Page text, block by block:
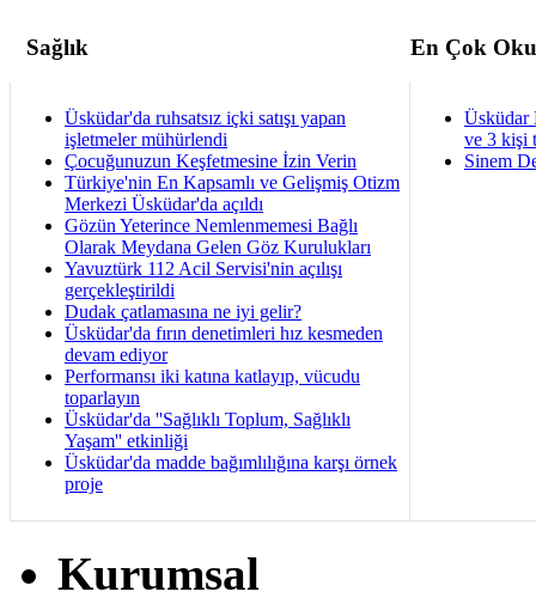
Sağlık En Çok
Üsküdar'da ruhsatsız içki satışı yapan
işletmeler mühürlendi
Çocuğunuzun Keşfetmesine İzin Verin
Türkiye'nin En Kapsamlı ve Gelişmiş Otizm
Merkezi Üsküdar'da açıldı
Gözün Yeterince Nemlenmemesi Bağlı
Olarak Meydana Gelen Göz Kurulukları
Yavuztürk 112 Acil Servisi'nin açılışı
gerçekleştirildi
Dudak çatlamasına ne iyi gelir?
Üsküdar'da fırın denetimleri hız kesmeden
devam ediyor
Performansı iki katına katlayıp, vücudu
toparlayın
Üsküdar'da ''Sağlıklı Toplum, Sağlıklı
Yaşam'' etkinliği
Üsküdar'da madde bağımlılığına karşı örnek
proje
Üsküdar
ve 3 kişi
Sinem
Kurumsal